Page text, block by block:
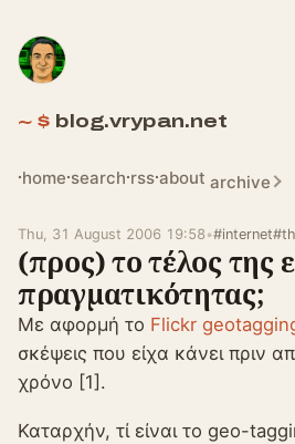
blog.vrypan.net
home search rss about archive
Thu, 31 August 2006 19:58•#internet
(προς) το τέλος της
πραγματικότητας;
Με αφορμή το Flickr
σκέψεις που είχα κάνει πριν
χρόνο [1].
Καταρχήν, τί είναι το geo-